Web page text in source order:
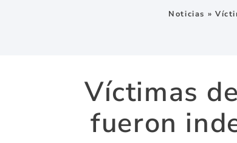
Noticias »
Víctimas
fueron